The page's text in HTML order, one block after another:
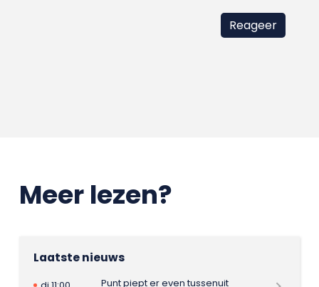
Meer lezen?
Laatste nieuws
Punt piept er even tussenuit